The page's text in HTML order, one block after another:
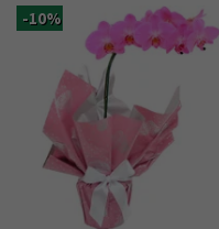
-10%